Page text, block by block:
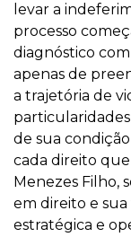
levar a
processo
diagnóstico
apenas de
a trajetória de
de sua
cada direito que
Menezes Filho,
em direito e
estratégica e